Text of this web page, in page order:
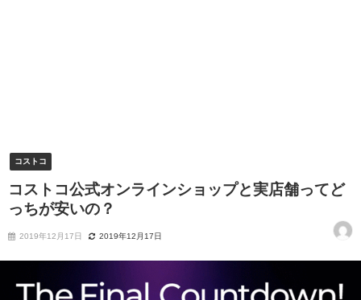
コストコ
コストコ公式オンラインショップと実店舗ってど
っちが安いの？
2019年12月17日 2019年12月17日